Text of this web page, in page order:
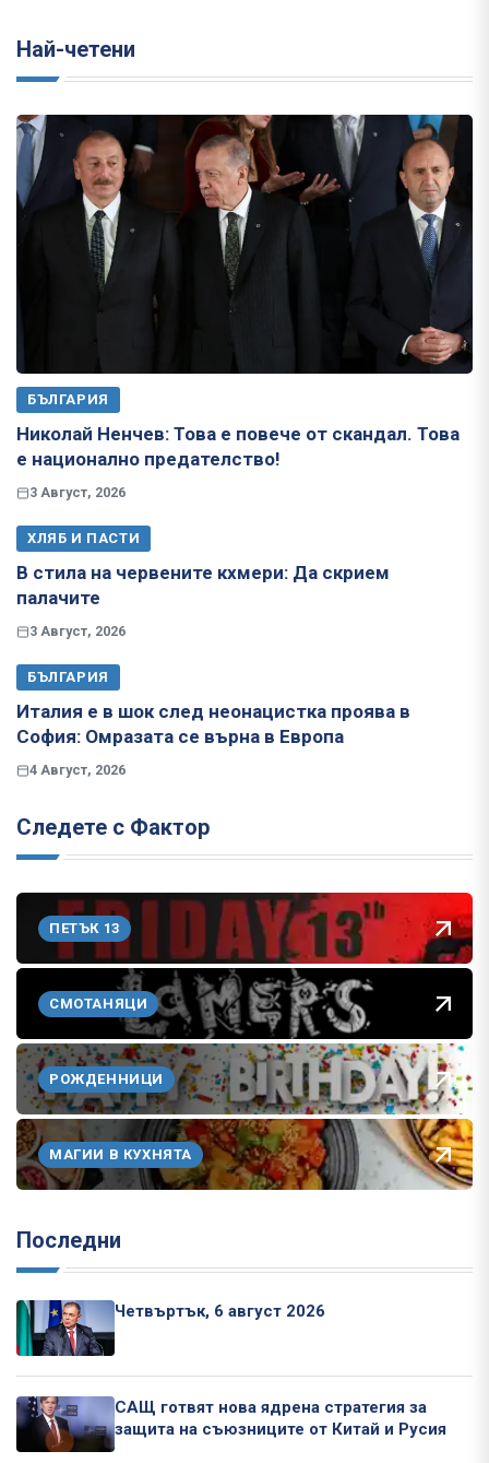
Най-четени
БЪЛГАРИЯ
Николай Ненчев: Това е повече от скандал. Това
е национално предателство!
3 Август, 2026
ХЛЯБ И ПАСТИ
В стила на червените кхмери: Да скрием
палачите
3 Август, 2026
БЪЛГАРИЯ
Италия е в шок след неонацистка проява в
София: Омразата се върна в Европа
4 Август, 2026
Следете с Фактор
ПЕТЪК 13
СМОТАНЯЦИ
РОЖДЕННИЦИ
МАГИИ В КУХНЯТА
Последни
Четвъртък, 6 август 2026
САЩ готвят нова ядрена стратегия за
защита на съюзниците от Китай и Русия